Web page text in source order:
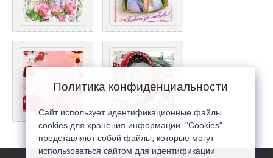
Политика конфиденциальности
Сайт использует идентификационные файлы
cookies для хранения информации. "Cookies"
представляют собой файлы, которые могут
использоваться сайтом для идентификации